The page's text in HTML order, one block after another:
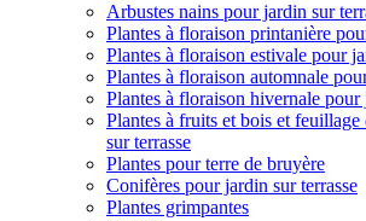
Arbustes nains pour jardin sur
Plantes à floraison printanière
Plantes à floraison estivale pour
Plantes à floraison automnale
Plantes à floraison hivernale pour
Plantes à fruits et bois et
sur terrasse
Plantes pour terre de bruyère
Conifères pour jardin sur terrasse
Plantes grimpantes